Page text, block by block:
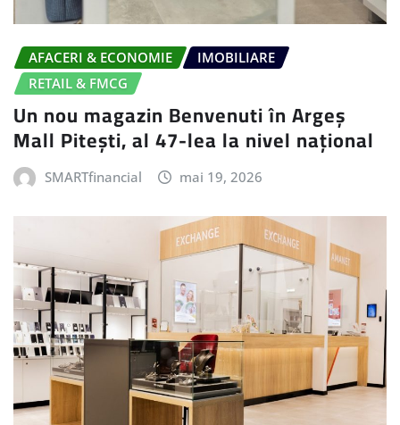
AFACERI & ECONOMIE
IMOBILIARE
RETAIL & FMCG
Un nou magazin Benvenuti în Argeș
Mall Pitești, al 47-lea la nivel național
SMARTfinancial mai 19, 2026